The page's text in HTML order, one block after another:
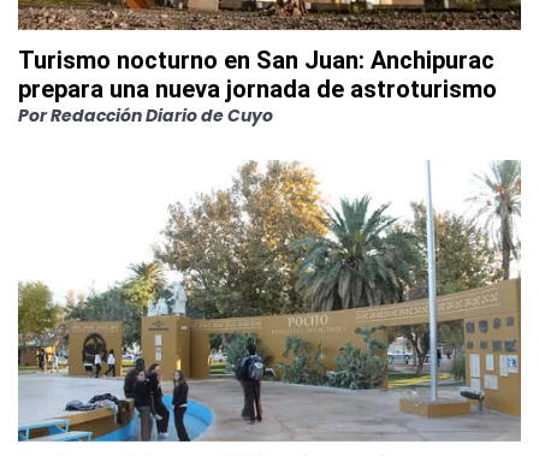
Turismo nocturno en San Juan: Anchipurac
prepara una nueva jornada de astroturismo
PorRedacción Diario de Cuyo